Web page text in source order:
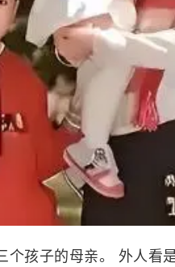
个孩子的母亲。 外人看